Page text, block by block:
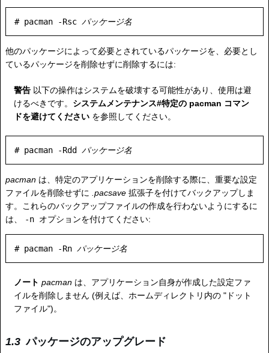
# pacman -Rsc パッケージ名
他のパッケージによって必要とされているパッケージを、必要とし
ているパッケージを削除せずに削除するには:
警告 以下の操作はシステムを破壊する可能性があり、使用は避
けるべきです。 システムメンテナンス#特定の pacman コマン
ドを避けてください を参照してください。
# pacman -Rdd パッケージ名
pacman は、特定のアプリケーションを削除する際に、重要な設定
ファイルを削除せずに .pacsave 拡張子を付けてバックアップしま
す。これらのバックアップファイルの作成を行わないようにするに
は、
-n オプションを付けてください:
# pacman -Rn パッケージ名
ノート pacman は、アプリケーション自身が作成した設定ファ
イルを削除しません (例えば、ホームディレクトリ内の "ドット
ファイル")。
パッケージのアップグレード